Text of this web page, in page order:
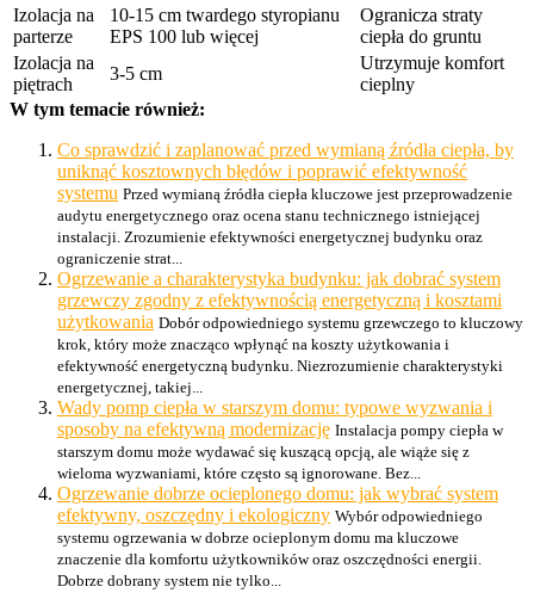
Izolacja na
parterze
10-15 cm twardego styropianu
EPS 100 lub więcej
Ogranicza straty
ciepła do gruntu
Izolacja na
piętrach
3-5 cm
Utrzymuje komfort
cieplny
W tym temacie również:
Co sprawdzić i zaplanować przed wymianą źródła ciepła, by
uniknąć kosztownych błędów i poprawić efektywność
systemu Przed wymianą źródła ciepła kluczowe jest przeprowadzenie
audytu energetycznego oraz ocena stanu technicznego istniejącej
instalacji. Zrozumienie efektywności energetycznej budynku oraz
ograniczenie strat...
Ogrzewanie a charakterystyka budynku: jak dobrać system
grzewczy zgodny z efektywnością energetyczną i kosztami
użytkowania Dobór odpowiedniego systemu grzewczego to kluczowy
krok, który może znacząco wpłynąć na koszty użytkowania i
efektywność energetyczną budynku. Niezrozumienie charakterystyki
energetycznej, takiej...
Wady pomp ciepła w starszym domu: typowe wyzwania i
sposoby na efektywną modernizację Instalacja pompy ciepła w
starszym domu może wydawać się kuszącą opcją, ale wiąże się z
wieloma wyzwaniami, które często są ignorowane. Bez...
Ogrzewanie dobrze ocieplonego domu: jak wybrać system
efektywny, oszczędny i ekologiczny Wybór odpowiedniego
systemu ogrzewania w dobrze ocieplonym domu ma kluczowe
znaczenie dla komfortu użytkowników oraz oszczędności energii.
Dobrze dobrany system nie tylko...